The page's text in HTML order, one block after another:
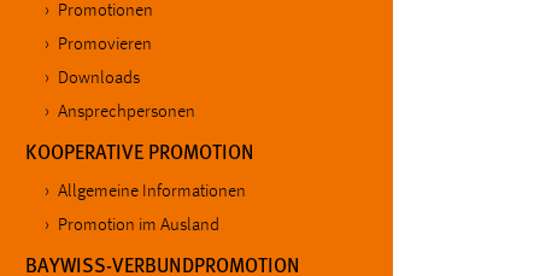
Promotionen
Promovieren
Downloads
Ansprechpersonen
KOOPERATIVE PROMOTION
Allgemeine Informationen
Promotion im Ausland
BAYWISS-VERBUNDPROMOTION
Cookie Laufzeit:
Chat
mibew_locale, mibew-chat-frame-style-
5e9dbeb1811c0446
Zweck:
Wird benötigt um die Chatfunktion
nutzen zu können.